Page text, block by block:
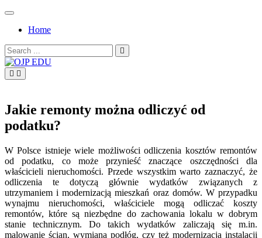
Skip
contentHome
Search
for:
Jakie remonty można odliczyć od
podatku?
W Polsce istnieje wiele możliwości odliczenia kosztów remontów
od podatku, co może przynieść znaczące oszczędności dla
właścicieli nieruchomości. Przede wszystkim warto zaznaczyć, że
odliczenia te dotyczą głównie wydatków związanych z
utrzymaniem i modernizacją mieszkań oraz domów. W przypadku
wynajmu nieruchomości, właściciele mogą odliczać koszty
remontów, które są niezbędne do zachowania lokalu w dobrym
stanie technicznym. Do takich wydatków zaliczają się m.in.
malowanie ścian, wymiana podłóg, czy też modernizacja instalacji